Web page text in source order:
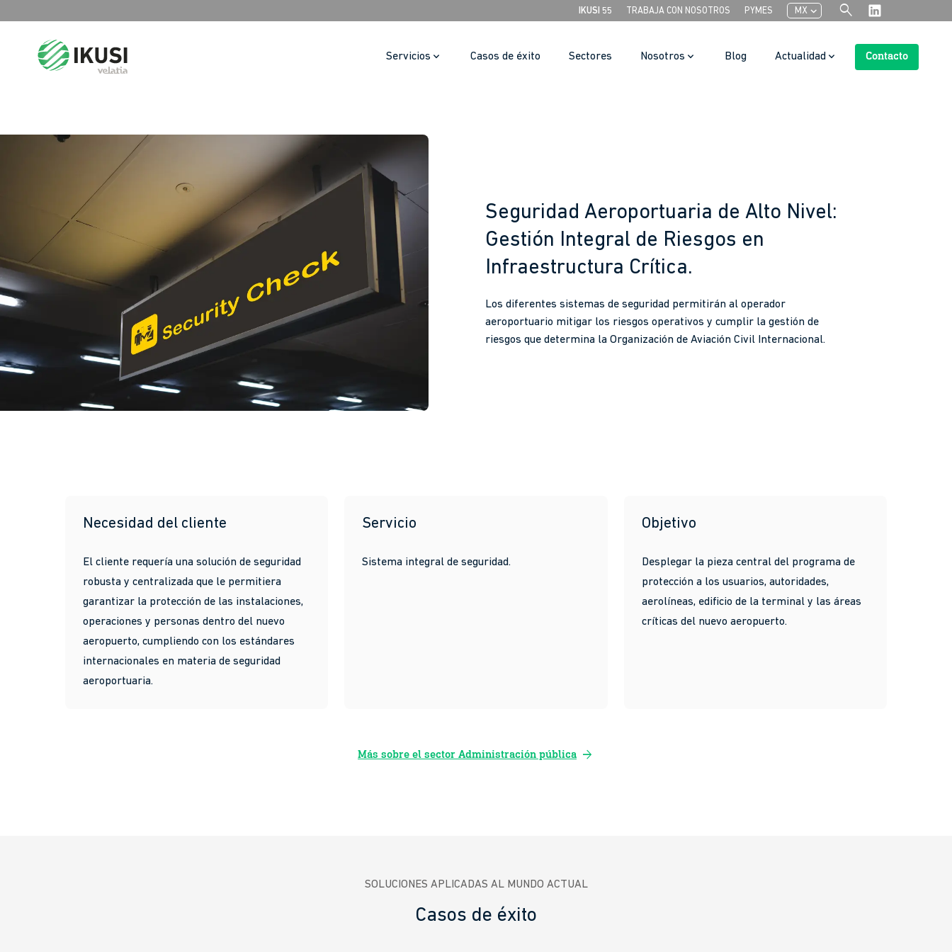
IKUSI 55 TRABAJA CON NOSOTROS PYMES MXchevron_left search
Servicios Casos de éxito Sectores Nosotros Blog Actualidad Contacto
Seguridad Aeroportuaria de Alto Nivel:
Gestión Integral de Riesgos en
Infraestructura Crítica.
Los diferentes sistemas de seguridad permitirán al operador
aeroportuario mitigar los riesgos operativos y cumplir la gestión de
riesgos que determina la Organización de Aviación Civil Internacional.
Necesidad del cliente
El cliente requería una solución de seguridad
robusta y centralizada que le permitiera
garantizar la protección de las instalaciones,
operaciones y personas dentro del nuevo
aeropuerto, cumpliendo con los estándares
internacionales en materia de seguridad
aeroportuaria.
Servicio
Sistema integral de seguridad.
Objetivo
Desplegar la pieza central del programa de
protección a los usuarios, autoridades,
aerolíneas, edificio de la terminal y las áreas
críticas del nuevo aeropuerto.
Más sobre el sector Administración pública arrow_forward
SOLUCIONES APLICADAS AL MUNDO ACTUAL
Casos de éxito